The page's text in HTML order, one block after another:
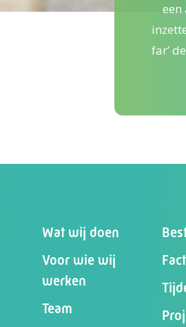
far’
Wat wij doen
Voor wie wij
werken
Team